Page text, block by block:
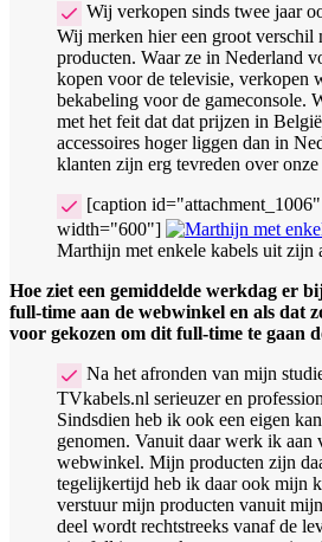
Wij verkopen sinds twee jaar
Wij merken hier een groot verschil
producten. Waar ze in Nederland
kopen voor de televisie,
bekabeling voor de gameconsole.
met het feit dat dat prijzen in
accessoires hoger liggen dan in
klanten zijn erg tevreden over
[caption
width="600"]
Marthijn met enkele kabels uit zijn
Hoe ziet een gemiddelde werkdag er
full-time aan de webwinkel en als dat
voor gekozen om dit full-time te gaan
Na het afronden van mijn
TVkabels.nl serieuzer en
Sindsdien heb ik ook een eigen
genomen. Vanuit daar werk ik aan
webwinkel. Mijn producten zijn
tegelijkertijd heb ik daar ook mijn
verstuur mijn producten vanuit
deel wordt rechtstreeks vanaf de